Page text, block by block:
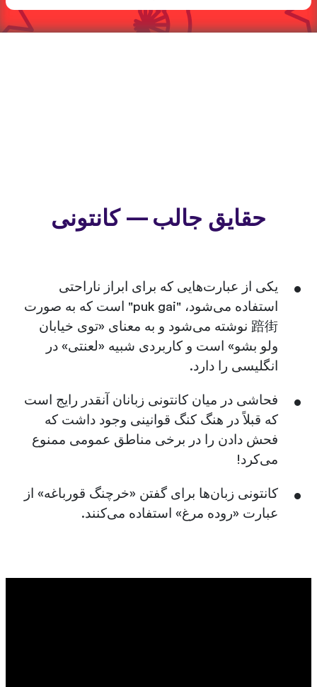
حقایق جالب — کانتونی
یکی از عبارت‌هایی که برای ابراز ناراحتی
استفاده می‌شود، "puk gai" است که به صورت
踣街 نوشته می‌شود و به معنای «توی خیابان
ولو بشو» است و کاربردی شبیه «لعنتی» در
انگلیسی را دارد.
فحاشی در میان کانتونی زبانان آنقدر رایج است
که قبلاً در هنگ کنگ قوانینی وجود داشت که
فحش دادن را در برخی مناطق عمومی ممنوع
می‌کرد!
کانتونی زبان‌ها برای گفتن «خرچنگ قورباغه» از
عبارت «روده مرغ» استفاده می‌کنند.